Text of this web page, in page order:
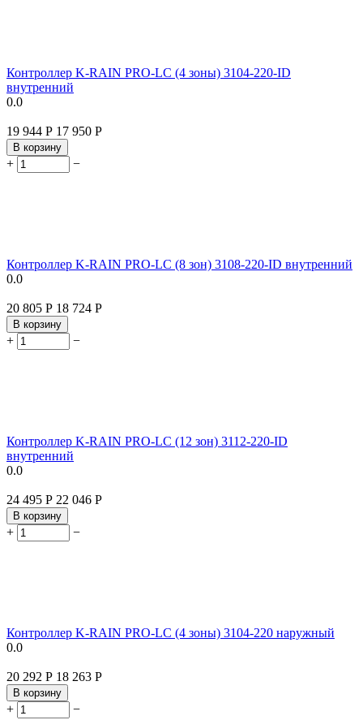
Контроллер K-RAIN PRO-LC (4 зоны) 3104-220-ID
внутренний
0.0
19 944 Р 17 950 Р
В корзину
+ −
Контроллер K-RAIN PRO-LC (8 зон) 3108-220-ID внутренний
0.0
20 805 Р 18 724 Р
В корзину
+ −
Контроллер K-RAIN PRO-LC (12 зон) 3112-220-ID
внутренний
0.0
24 495 Р 22 046 Р
В корзину
+ −
Контроллер K-RAIN PRO-LC (4 зоны) 3104-220 наружный
0.0
20 292 Р 18 263 Р
В корзину
+ −